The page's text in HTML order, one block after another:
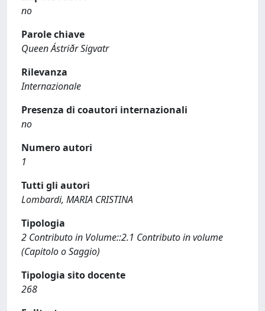
no
Parole chiave
Queen Ástriðr Sigvatr
Rilevanza
Internazionale
Presenza di coautori internazionali
no
Numero autori
1
Tutti gli autori
Lombardi, MARIA CRISTINA
Tipologia
2 Contributo in Volume::2.1 Contributo in volume
(Capitolo o Saggio)
Tipologia sito docente
268